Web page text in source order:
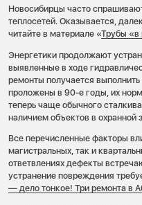
Новосибирцы часто
теплосетей. Оказывается,
читайте в материале «Трубы «в
Энергетики продолжают
выявленные в ходе
ремонты получается
проложены в 90-е годы, их
теперь чаще обычного
наличием объектов в охранной
Все перечисленные факторы
магистральных, так и
ответвлениях дефекты
устранение повреждения
— дело тонкое! Три ремонта в